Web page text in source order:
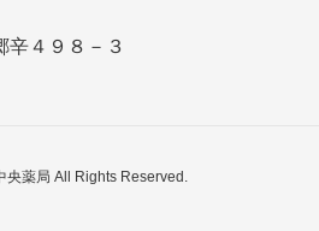
辛４９８－３
央薬局 All Rights Reserved.